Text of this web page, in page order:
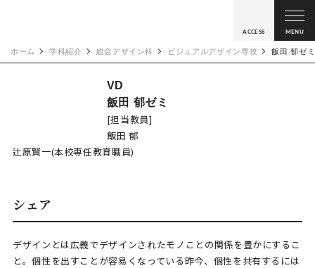
ACCESS MENU
ホーム 学科紹介 総合デザイン科 ビジュアルデザイン専攻 飯田 郁ゼミ
VD
飯田 郁ゼミ
[担当教員]
飯田 郁
辻原賢一(本校専任教育職員)
シェア
デザインとは広義でデザインされたモノことの関係を豊かにするこ
と。個性を出すことが容易くなっている昨今、個性を共有するには